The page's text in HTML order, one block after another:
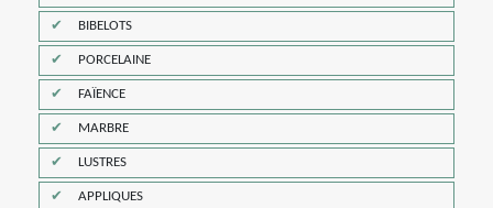
BIBELOTS
PORCELAINE
FAÏENCE
MARBRE
LUSTRES
APPLIQUES